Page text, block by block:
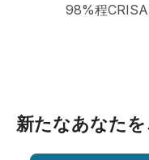
98%程
新たなあなた